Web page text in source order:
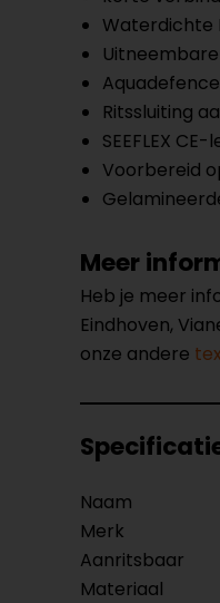
Waterdichte
Ritssluiting
SEEFLEX
Voorbereid
Meer
Heb je meer
Eindhoven,
onze andere
Naam
Merk
Aanritsbaar
Materiaal